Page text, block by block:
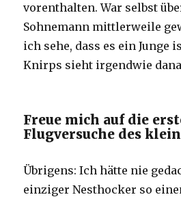
vorenthalten. War selbst
Sohnemann mittlerweile
ich sehe, dass es ein Junge
Knirps sieht irgendwie
Freue mich auf die
Flugversuche des
Übrigens: Ich hätte nie
einziger Nesthocker so